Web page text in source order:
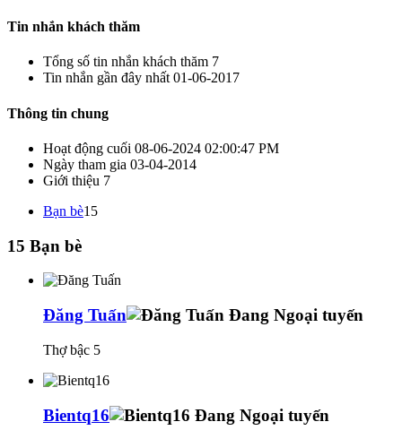
Tin nhắn khách thăm
Tổng số tin nhắn khách thăm 7
Tin nhắn gần đây nhất 01-06-2017
Thông tin chung
Hoạt động cuối 08-06-2024 02:00:47 PM
Ngày tham gia 03-04-2014
Giới thiệu 7
Bạn bè15
15 Bạn bè
Đăng Tuấn
Thợ bậc 5
Bientq16